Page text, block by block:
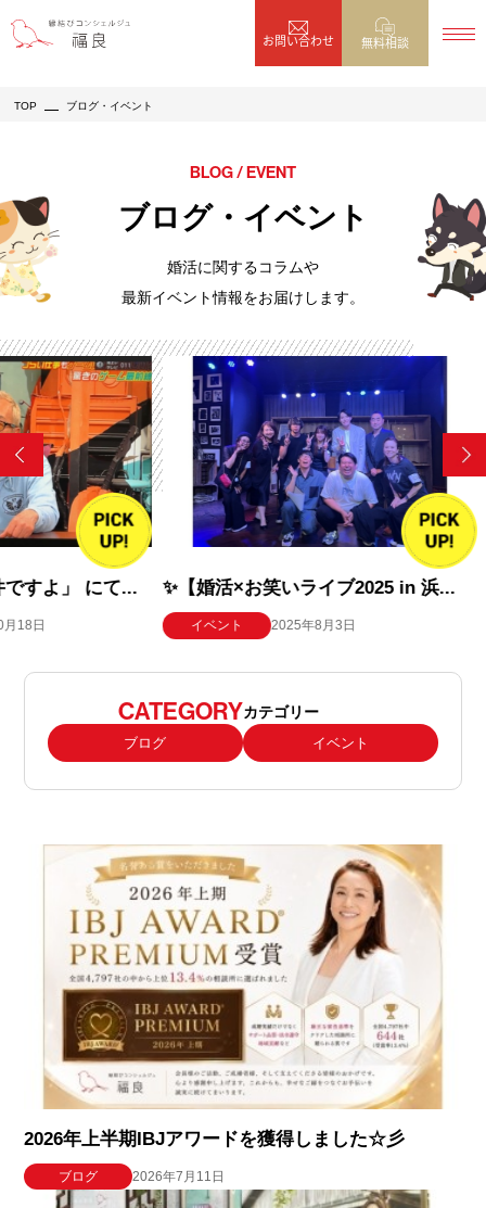
お問い合わせ 無料相談
TOP ブログ・イベント
BLOG / EVENT
ブログ・イベント
婚活に関するコラムや
最新イベント情報をお届けします。
にて... ✨【婚活×お笑いライブ2025 in 浜...
イベント 2025年8月3日
ハママ
CATEGORYカテゴリー
ブログ イベント
2026年上半期IBJアワードを獲得しました☆彡
ブログ 2026年7月11日